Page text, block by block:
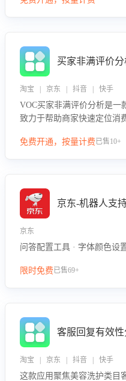
绪、归因争议根源，并客观
买家非满评价
淘宝 | 京东 | 抖音 | 快手
VOC买家非满评价分析是一
致力于帮助商家快速定位消
或其它部门原因，明确责任
免费开通，按量计费已售10+
京东-机器人支
京东
问答配置工具 · 字体颜色设
限时免费已售69+
客服回复有效
淘宝 | 京东 | 抖音 | 快手
这款应用聚焦美容洗护类目